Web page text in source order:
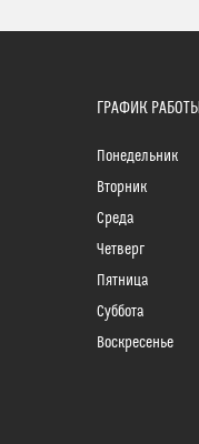
ГРАФИК РАБОТЫ
Понедельник
Вторник
Среда
Четверг
Пятница
Суббота
Воскресенье